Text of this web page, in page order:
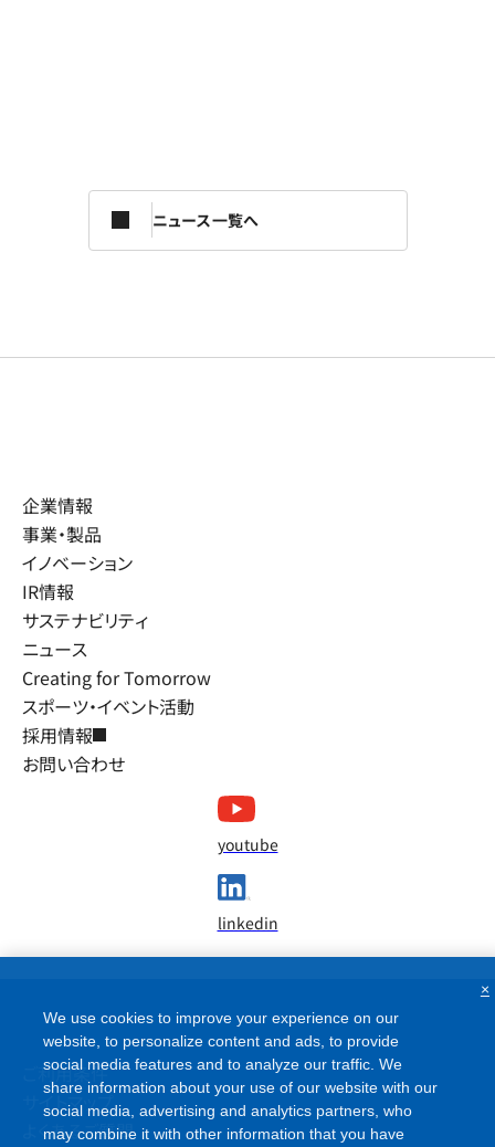
ニュース一覧へ
企業情報
事業・製品
イノベーション
IR情報
サステナビリティ
ニュース
Creating for Tomorrow
スポーツ・イベント活動
採用情報
お問い合わせ
youtube
linkedin
ご利用条件
サイトマップ
よくあるご質問
We use cookies to improve your experience on our
website, to personalize content and ads, to provide
social media features and to analyze our traffic. We
share information about your use of our website with our
social media, advertising and analytics partners, who
may combine it with other information that you have
×